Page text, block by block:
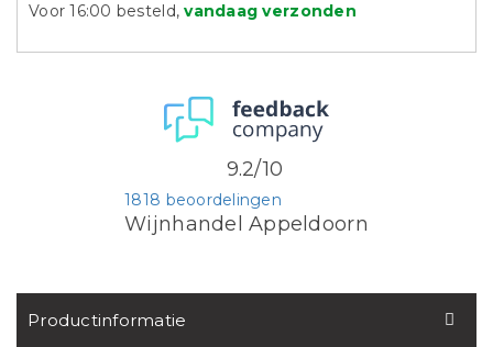
Voor 16:00 besteld,vandaag verzonden
Wijnhandel Appeldoorn
1818 beoordelingen
9.2/10
Productinformatie